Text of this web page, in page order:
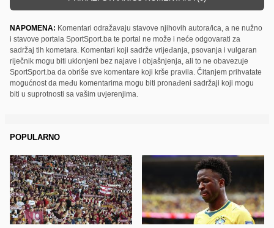
NAPOMENA: Komentari odražavaju stavove njihovih autora/ica, a ne nužno
i stavove portala SportSport.ba te portal ne može i neće odgovarati za
sadržaj tih kometara. Komentari koji sadrže vrijeđanja, psovanja i vulgaran
riječnik mogu biti uklonjeni bez najave i objašnjenja, ali to ne obavezuje
SportSport.ba da obriše sve komentare koji krše pravila. Čitanjem prihvatate
mogućnost da među komentarima mogu biti pronađeni sadržaji koji mogu
biti u suprotnosti sa vašim uvjerenjima.
POPULARNO